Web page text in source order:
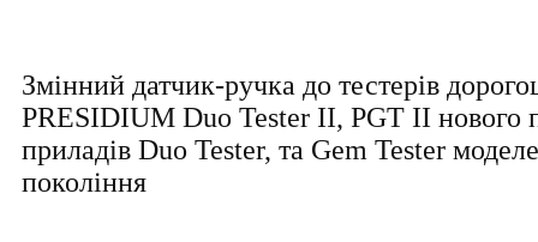
Змінний датчик-ручка до тестерів
PRESIDIUM Duo Tester II, PGT II нового
приладів Duo Tester, та Gem Tester
покоління